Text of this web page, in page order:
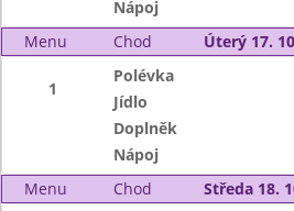
Nápoj
Menu
Chod Úterý 17.
1
Polévka
Jídlo
Doplněk
Nápoj
Menu
Chod Středa 18.